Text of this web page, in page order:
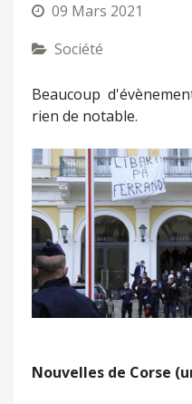
09 Mars 2021
Société
Beaucoup
rien de notable.
Nouvelles de Corse